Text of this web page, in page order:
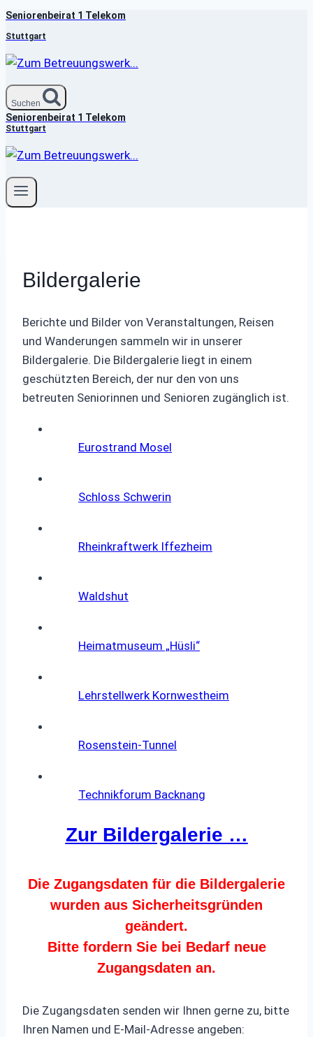
Zum
Inhalt
springen
Seniorenbeirat 1 Telekom
Stuttgart
Suchen
Seniorenbeirat 1 Telekom
Stuttgart
Bildergalerie
Berichte und Bilder von Veranstaltungen, Reisen
und Wanderungen sammeln wir in unserer
Bildergalerie. Die Bildergalerie liegt in einem
geschützten Bereich, der nur den von uns
betreuten Seniorinnen und Senioren zugänglich ist.
Eurostrand Mosel
Schloss Schwerin
Rheinkraftwerk Iffezheim
Waldshut
Heimatmuseum „Hüsli“
Lehrstellwerk Kornwestheim
Rosenstein-Tunnel
Technikforum Backnang
Zur Bildergalerie …
Die Zugangsdaten für die Bildergalerie
wurden aus Sicherheitsgründen
geändert.
Bitte fordern Sie bei Bedarf neue
Zugangsdaten an.
Die Zugangsdaten senden wir Ihnen gerne zu, bitte
Ihren Namen und E-Mail-Adresse angeben: